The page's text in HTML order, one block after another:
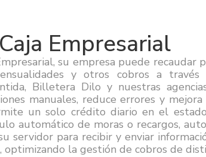
Empresarial
su empresa puede recaudar
y otros cobros a
Billetera Dilo y nuestras
manuales, reduce errores y
un solo crédito diario en el
automático de moras o recargos,
servidor para recibir y enviar
optimizando la gestión de cobros de